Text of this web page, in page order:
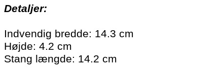
Detaljer:
Indvendig bredde: 14.3 cm
Højde: 4.2 cm
Stang længde: 14.2 cm